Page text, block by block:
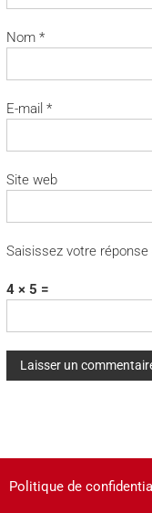
Nom *
E-mail *
Site web
Saisissez votre
4 × 5 =
rPolitique de